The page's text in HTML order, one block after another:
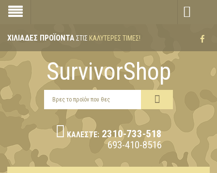
ΧΙΛΙΆΔΕΣ ΠΡΟΪΌΝΤΑΣΤΙΣ ΚΑΛΎΤΕΡΕΣ ΤΙΜΈΣ!
SurvivorShop
ΚΑΛΈΣΤΕ: 2310-733-518
693-410-8516